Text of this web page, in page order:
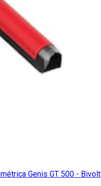
Genis GT 500 - Bivolt